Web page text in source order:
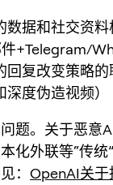
数据和社交资料
件+Telegram/
回复改变策略的
深度伪造视频）
题。关于恶意
化外联等“传
： OpenAI关于